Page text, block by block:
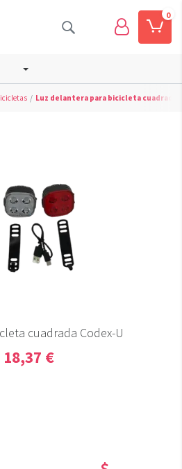
0
Luz delantera para bicicleta cuadrada
cuadrada Codex-U
18,37 €